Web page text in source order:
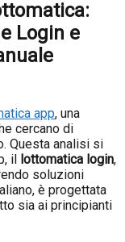
Login e
app, una
cercano di
Questa analisi si
il lottomatica login,
soluzioni
è progettata
sia ai principianti